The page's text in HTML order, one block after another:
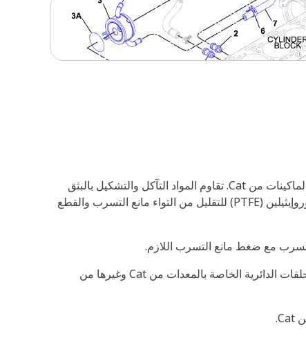
الحلقات الدائرية من Cat®‎ مصنوعة من المواد التي تتطابق مع السوائل، ودرجات الحرارة، وقيم الضغط الموجودة في المحركات والماكينات من Cat. تقاوم المواد التآكل والتشكيل بالبثق
وتوفر مقاومة فائقة لمجموعة ضغط مانع التسرب. بالإضافة إلى ذلك، بعض الحلقات الدائرية الخاصة من Cat مغطاة بالبولي تترافلوروإيثيلين (PTFE) للتقليل من التواء مانع التسرب والقطع
مع ضغط مانع التسرب اللازم.
فمن بين ما يزيد عن 2500 حلقة دائرية تختلف من حيث الأحجام والمواد، تعد الحلقات الدائرية من Cat هي الحل الأمثل لاحتياجات الحلقات الدائرية الخاصة بالمعدات من Cat وغيرها من